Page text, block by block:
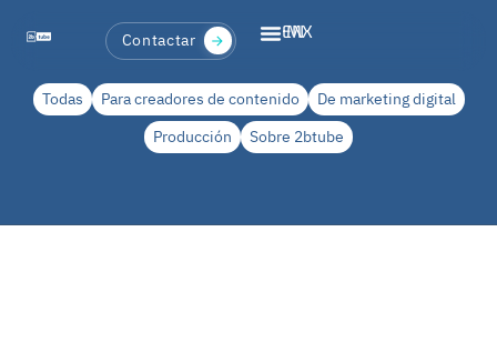
Contactar EN
MX
Todas Para creadores de contenido
De marketing digital
Producción
Sobre 2btube